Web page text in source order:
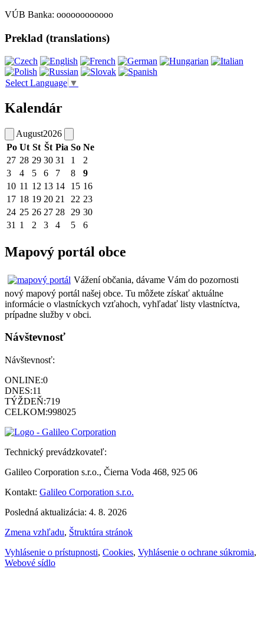
VÚB Banka: oooooooooooo
Preklad (translations)
Select Language ▼
Kalendár
August2026
Po Ut St Št Pia So Ne
27 28 29 30 31 1
2
3
4 5 6 7 8
9
10 11 12 13 14 15 16
17 18 19 20 21 22 23
24 25 26 27 28 29 30
31 1 2 3 4 5 6
Mapový portál obce
Vážení občania, dávame Vám do pozornosti
nový mapový portál našej obce. Tu môžete získať aktuálne
informácie o vlastníckych vzťahoch, vyhľadať listy vlastníctva,
prípadne služby v obci.
Návštevnosť
Návštevnosť:
ONLINE:0
DNES:11
TÝŽDEŇ:719
CELKOM:998025
Technický prevádzkovateľ:
Galileo Corporation s.r.o., Čierna Voda 468, 925 06
Kontakt: Galileo Corporation s.r.o.
Posledná aktualizácia: 4. 8. 2026
Zmena vzhľadu, Štruktúra stránok
Vyhlásenie o prístupnosti, Cookies, Vyhlásenie o ochrane súkromia,
Webové sídlo